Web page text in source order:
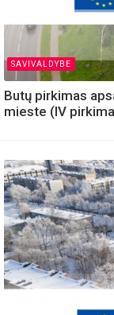
SAVIVALDYBE
Butų pirkimas
mieste (IV